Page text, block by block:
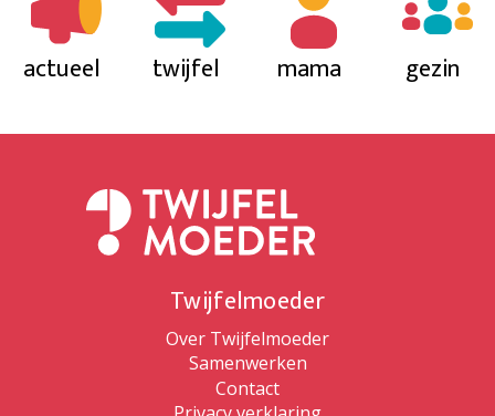
actueel twijfel mama gezin
Twijfelmoeder
Over Twijfelmoeder
Samenwerken
Contact